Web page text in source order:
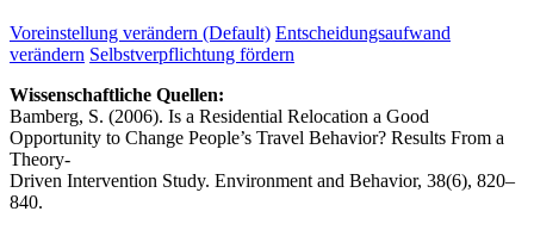
Voreinstellung verändern (Default) Entscheidungsaufwand
verändern Selbstverpflichtung fördern
Wissenschaftliche Quellen:
Bamberg, S. (2006). Is a Residential Relocation a Good
Opportunity to Change People’s Travel Behavior? Results From a
Theory-
Driven Intervention Study. Environment and Behavior, 38(6), 820–
840.